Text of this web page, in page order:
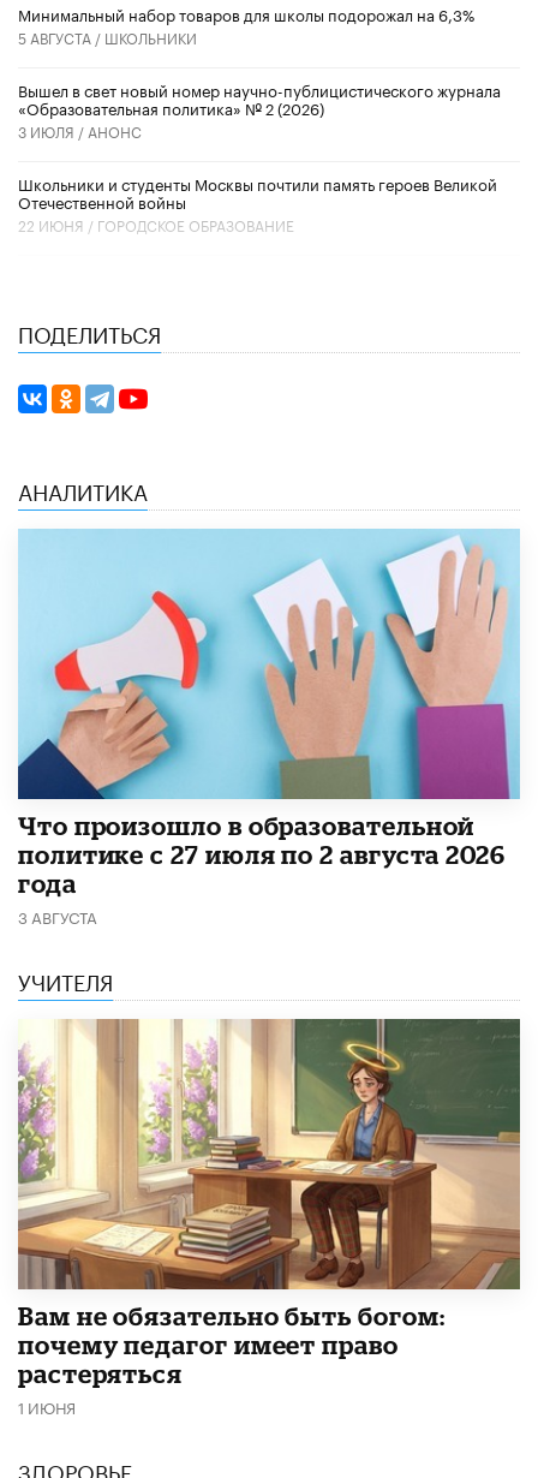
Минимальный набор товаров для школы подорожал на 6,3%
5 АВГУСТА / ШКОЛЬНИКИ
Вышел в свет новый номер научно-публицистического журнала
«Образовательная политика» № 2 (2026)
3 ИЮЛЯ / АНОНС
Школьники и студенты Москвы почтили память героев Великой
Отечественной войны
22 ИЮНЯ / ГОРОДСКОЕ ОБРАЗОВАНИЕ
ПОДЕЛИТЬСЯ
АНАЛИТИКА
​Что произошло в образовательной
политике с 27 июля по 2 августа 2026
года
3 АВГУСТА
УЧИТЕЛЯ
​Вам не обязательно быть богом:
почему педагог имеет право
растеряться
1 ИЮНЯ
ЗДОРОВЬЕ